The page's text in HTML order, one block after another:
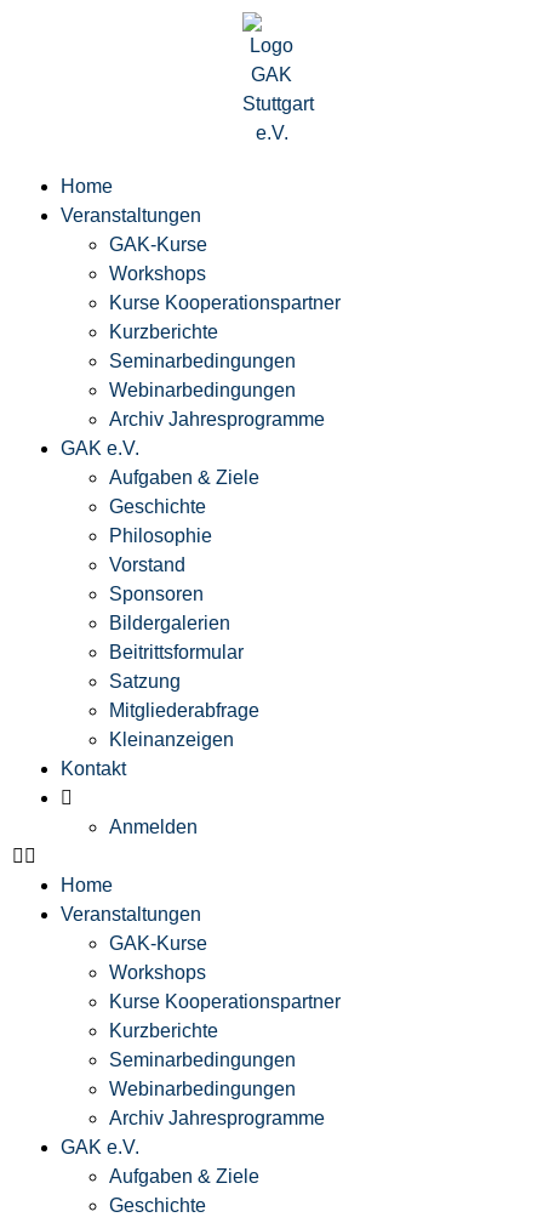
Home
Veranstaltungen
GAK-Kurse
Workshops
Kurse Kooperationspartner
Kurzberichte
Seminarbedingungen
Webinarbedingungen
Archiv Jahresprogramme
GAK e.V.
Aufgaben & Ziele
Geschichte
Philosophie
Vorstand
Sponsoren
Bildergalerien
Beitrittsformular
Satzung
Mitgliederabfrage
Kleinanzeigen
Kontakt
Anmelden
Home
Veranstaltungen
GAK-Kurse
Workshops
Kurse Kooperationspartner
Kurzberichte
Seminarbedingungen
Webinarbedingungen
Archiv Jahresprogramme
GAK e.V.
Aufgaben & Ziele
Geschichte